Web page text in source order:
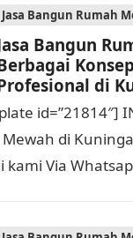
Jasa Bangun Rumah
Bangun
di
Selatan
9933 588
id=”21814″]
di
kami Via